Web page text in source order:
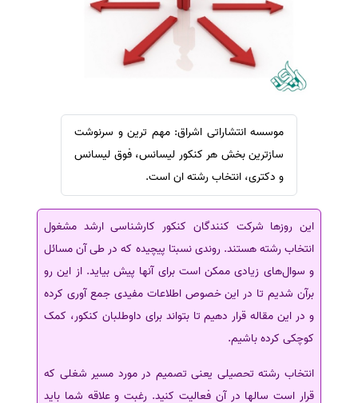
ترجمه عربی به فارسی
مشاهده همه زبان ها
سفارش ویرایش
سفارش پارافریز
سفارش فرمت‌بندی
سفارش کاهش کمیت
سفارش معرفی مجله
سفارش معرفی مقاله
سفارش معرفی کتاب
سفارش چکیده مبسوط
سفارش ترجمه مولتی‌مدیا
سفارش گویندگی
سفارش تولید محتوا
سفارش ترجمه همزمان
سفارش چکیده گرافیکی
سفارش انگیزه‌نامه‌SOP
موسسه انتشاراتی اشراق: مهم ترین و سرنوشت
سازترین بخش هر کنکور لیسانس، فوق لیسانس
و دکتری، انتخاب رشته ان است.
این روزها شرکت کنندگان کنکور کارشناسی ارشد مشغول
انتخاب رشته هستند. روندی نسبتا پیچیده که در طی آن مسائل
و سوال‌های زیادی ممکن است برای آنها پیش بیاید. از این رو
برآن شدیم تا در این خصوص اطلاعات مفیدی جمع آوری کرده
و در این مقاله قرار دهیم تا بتواند برای داوطلبان کنکور، کمک
کوچکی کرده باشیم.
انتخاب رشته تحصیلی یعنی تصمیم در مورد مسیر شغلی که
قرار است سالها در آن فعالیت کنید. رغبت و علاقه شما باید